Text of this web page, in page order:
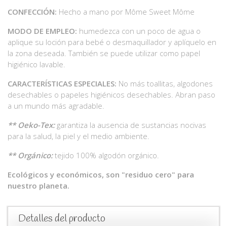
CONFECCIÓN: Hecho a mano por Môme Sweet Môme
MODO DE EMPLEO: humedezca con un poco de agua o
aplique su loción para bebé o desmaquillador y aplíquelo en
la zona deseada. También se puede utilizar como papel
higiénico lavable.
CARACTERÍSTICAS ESPECIALES: No más toallitas, algodones
desechables o papeles higiénicos desechables. Abran paso
a un mundo más agradable.
** Oeko-Tex:garantiza la ausencia de sustancias nocivas
para la salud, la piel y el medio ambiente.
** Orgánico:tejido 100% algodón orgánico.
Ecológicos y económicos, son "residuo cero" para
nuestro planeta.
Detalles del producto